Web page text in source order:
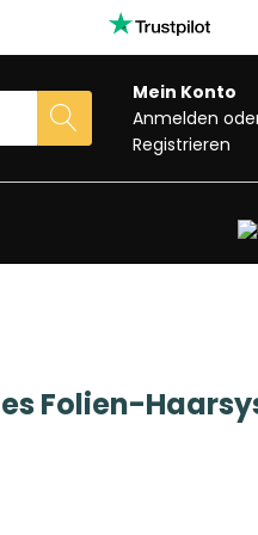
Mein Konto
Anmelden
Registrieren
Folien-